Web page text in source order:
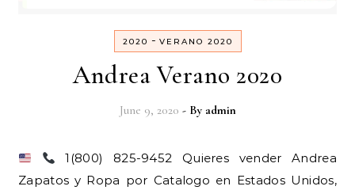
2020 - VERANO 2020
Andrea Verano 2020
June 9, 2020 - By admin
1(800) 825-9452 Quieres vender Andrea
Zapatos y Ropa por Catalogo en Estados Unidos,